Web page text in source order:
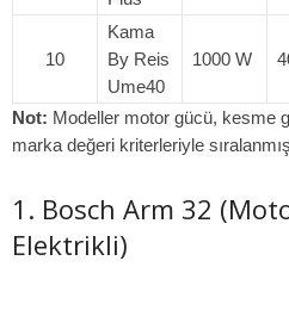
10
Kama
By Reis
Ume40
1000 W
Not: Modeller motor gücü, kesme
marka değeri kriterleriyle
1. Bosch Arm 32
Elektrikli)